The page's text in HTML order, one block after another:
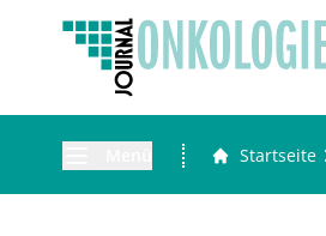
Startseite